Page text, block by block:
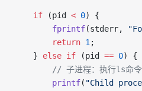
    if
(pid < 0) {
        fprintf
(stderr,
        return
1 ;
    }
else if (pid == 0) {
        // 子进程：执行ls命令
        printf
( "Child